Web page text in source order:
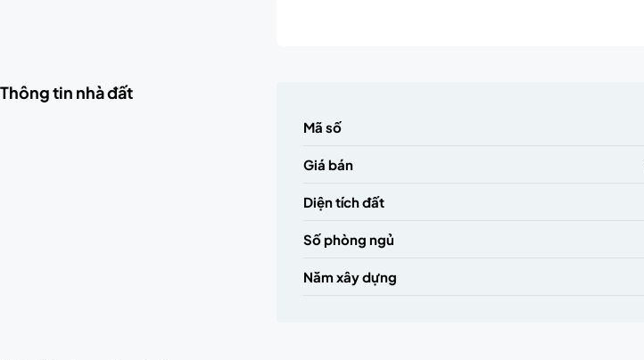
Thông tin nhà đất
Mã số
Giá bán
Diện tích đất
Số phòng ngủ
Năm xây dựng